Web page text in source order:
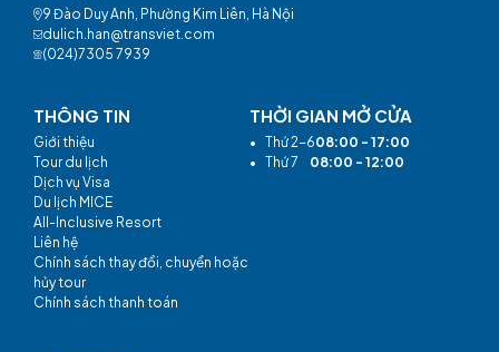
9 Đào Duy Anh, Phường Kim Liên, Hà Nội
dulich.han@transviet.com
(024)7305 7939
THÔNG TIN
Giới thiệu
Tour du lịch
Dịch vụ Visa
Du lịch MICE
All-Inclusive Resort
Liên hệ
Chính sách thay đổi, chuyển hoặc
hủy tour
Chính sách thanh toán
THỜI GIAN MỞ CỬA
• Thứ 2-608:00 - 17:00
• Thứ 7 08:00 - 12:00